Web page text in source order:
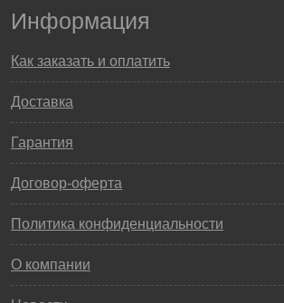
Информация
Как заказать и оплатить
Доставка
Гарантия
Договор-оферта
Политика конфиденциальности
О компании